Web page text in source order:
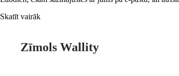
Skatīt vairāk
Zīmols Wallity